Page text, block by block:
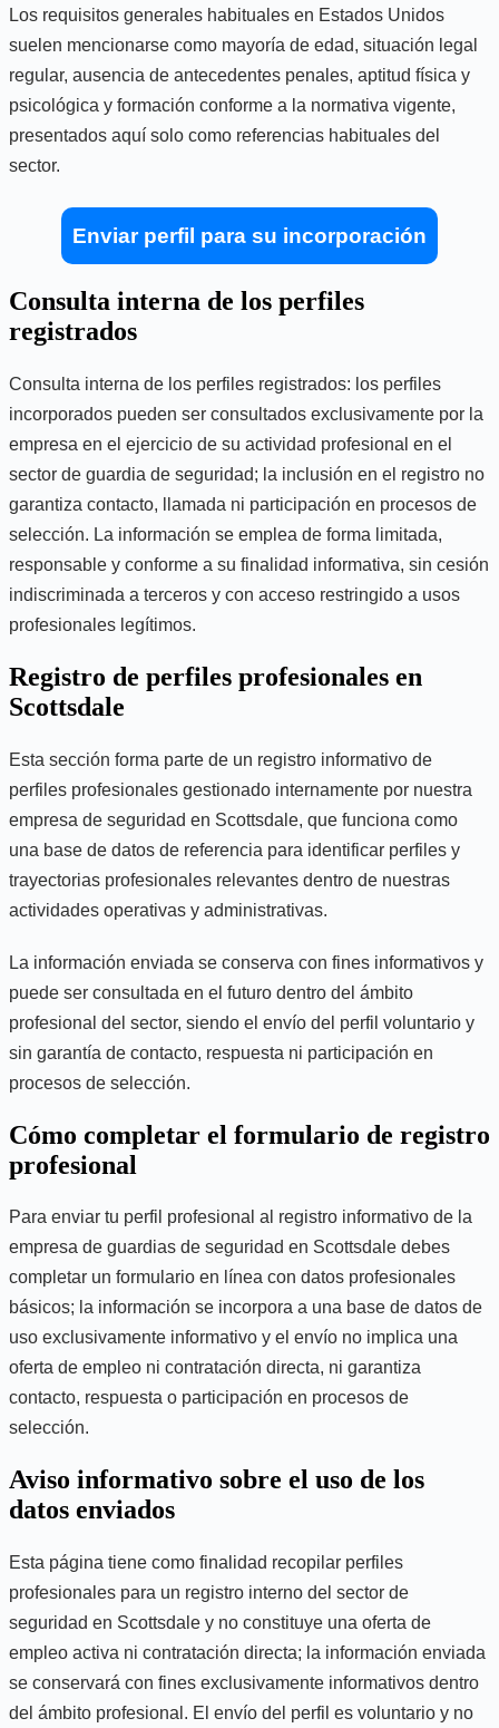
Los requisitos generales habituales en Estados Unidos
suelen mencionarse como mayoría de edad, situación legal
regular, ausencia de antecedentes penales, aptitud física y
psicológica y formación conforme a la normativa vigente,
presentados aquí solo como referencias habituales del
sector.
Enviar perfil para su incorporación
Consulta interna de los perfiles
registrados
Consulta interna de los perfiles registrados: los perfiles
incorporados pueden ser consultados exclusivamente por la
empresa en el ejercicio de su actividad profesional en el
sector de guardia de seguridad; la inclusión en el registro no
garantiza contacto, llamada ni participación en procesos de
selección. La información se emplea de forma limitada,
responsable y conforme a su finalidad informativa, sin cesión
indiscriminada a terceros y con acceso restringido a usos
profesionales legítimos.
Registro de perfiles profesionales en
Scottsdale
Esta sección forma parte de un registro informativo de
perfiles profesionales gestionado internamente por nuestra
empresa de seguridad en Scottsdale, que funciona como
una base de datos de referencia para identificar perfiles y
trayectorias profesionales relevantes dentro de nuestras
actividades operativas y administrativas.
La información enviada se conserva con fines informativos y
puede ser consultada en el futuro dentro del ámbito
profesional del sector, siendo el envío del perfil voluntario y
sin garantía de contacto, respuesta ni participación en
procesos de selección.
Cómo completar el formulario de registro
profesional
Para enviar tu perfil profesional al registro informativo de la
empresa de guardias de seguridad en Scottsdale debes
completar un formulario en línea con datos profesionales
básicos; la información se incorpora a una base de datos de
uso exclusivamente informativo y el envío no implica una
oferta de empleo ni contratación directa, ni garantiza
contacto, respuesta o participación en procesos de
selección.
Aviso informativo sobre el uso de los
datos enviados
Esta página tiene como finalidad recopilar perfiles
profesionales para un registro interno del sector de
seguridad en Scottsdale y no constituye una oferta de
empleo activa ni contratación directa; la información enviada
se conservará con fines exclusivamente informativos dentro
del ámbito profesional. El envío del perfil es voluntario y no